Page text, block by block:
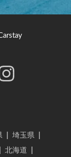
埼玉県
北海道